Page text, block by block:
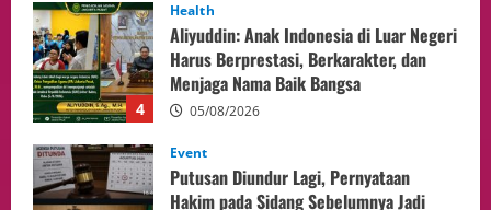
5
Event
Putusan Diundur Lagi, Pernyataan
Hakim pada Sidang Sebelumnya Jadi
Sorotan
05/08/2026
Business
Kuasa Hukum H Sebut AS Diduga Tiga
Kali Absen Tes DNA, Minta Proses